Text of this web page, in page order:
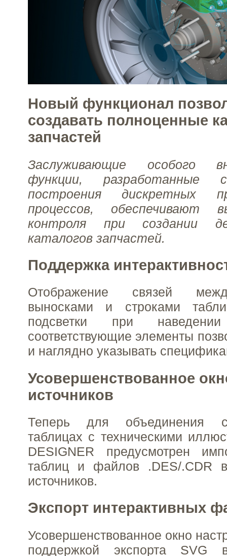
Новый функционал
создавать полноценные
запчастей
Заслуживающие особого
функции, разработанные
построения дискретных
процессов, обеспечивают
контроля при создании
каталогов запчастей.
Поддержка
Отображение связей
выносками и строками
подсветки при
соответствующие элементы
и наглядно указывать
Усовершенствованное
источников
Теперь для объединения
таблицах с техническими
DESIGNER предусмотрен
таблиц и файлов .DES/.CDR
источников.
Экспорт интерактивных
Усовершенствованное окно
поддержкой экспорта SVG